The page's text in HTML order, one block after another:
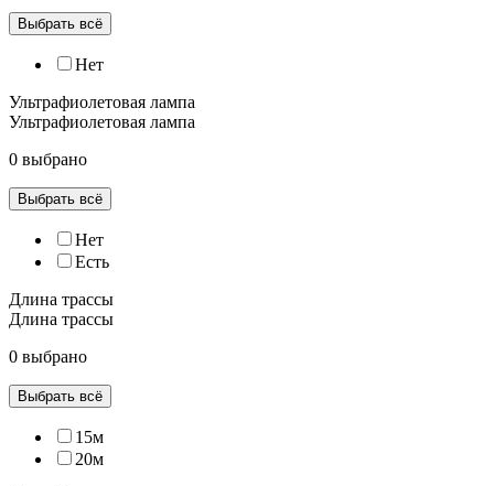
Выбрать всё
Нет
Ультрафиолетовая лампа
Ультрафиолетовая лампа
0 выбрано
Выбрать всё
Нет
Есть
Длина трассы
Длина трассы
0 выбрано
Выбрать всё
15м
20м